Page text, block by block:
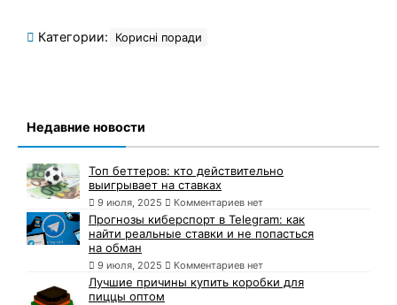
Категории: Корисні поради
Недавние новости
Топ беттеров: кто действительно
выигрывает на ставках
9 июля, 2025 Комментариев нет
Прогнозы киберспорт в Telegram: как
найти реальные ставки и не попасться
на обман
9 июля, 2025 Комментариев нет
Лучшие причины купить коробки для
пиццы оптом